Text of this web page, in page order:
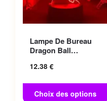
Lampe De Bureau
Dragon Ball
12.38 €
Choix des options
variations. Les options
peuvent être choisies sur la
page du produit